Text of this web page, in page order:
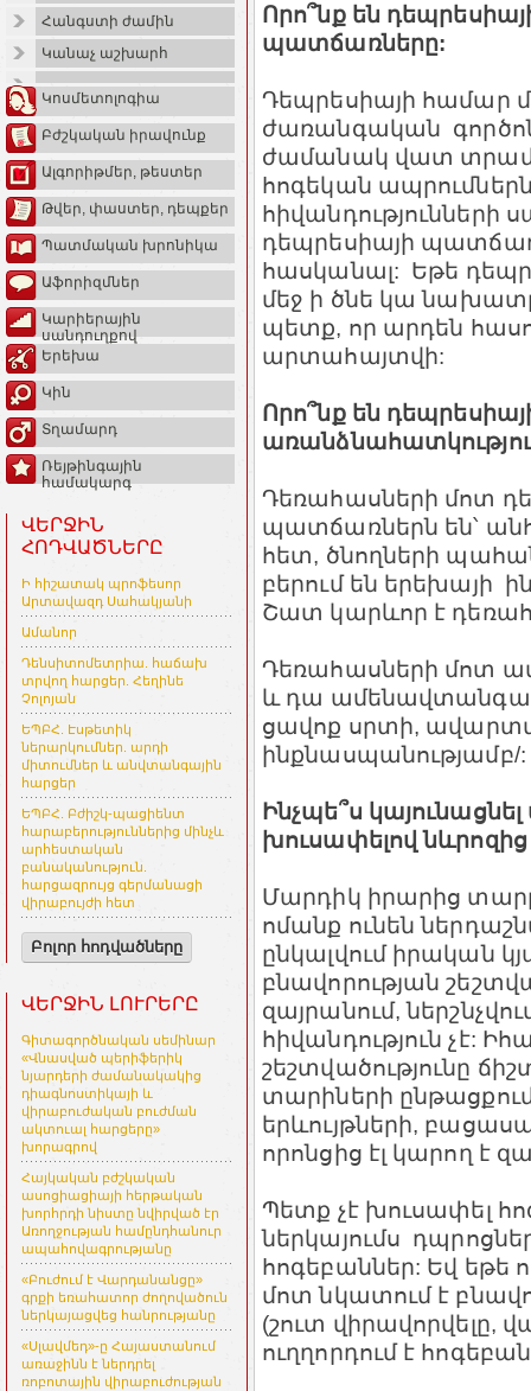
Հանգստի ժամին
Կանաչ աշխարհ
Կոսմետոլոգիա
Բժշկական իրավունք
Ալգորիթմեր, թեստեր
Թվեր, փաստեր, դեպքեր
Պատմական խրոնիկա
Աֆորիզմներ
Կարիերային
սանդուղքով
Երեխա
Կին
Տղամարդ
Ռեյթինգային
համակարգ
ՎԵՐՋԻՆ
ՀՈԴՎԱԾՆԵՐԸ
Ի հիշատակ պրոֆեսոր
Արտավազդ Սահակյանի
Ամանոր
Դենսիտոմետրիա. հաճախ
տրվող հարցեր. Հեղինե
Չոլոյան
ԵՊԲՀ. Էսթետիկ
ներարկումներ. արդի
միտումներ և անվտանգային
հարցեր
ԵՊԲՀ. Բժիշկ-պացիենտ
հարաբերություններից մինչև
արհեստական
բանականություն.
հարցազրույց գերմանացի
վիրաբույժի հետ
Բոլոր հոդվածները
ՎԵՐՋԻՆ ԼՈՒՐԵՐԸ
Գիտագործնական սեմինար
«Վնասված պերիֆերիկ
նյարդերի ժամանակակից
դիագնոստիկայի և
վիրաբուժական բուժման
ակտուալ հարցերը»
խորագրով
Հայկական բժշկական
ասոցիացիայի հերթական
խորհրդի նիստը նվիրված էր
Առողջության համընդհանուր
ապահովագրությանը
«Բուժում է Վարդանանցը»
գրքի եռահատոր ժողովածուն
ներկայացվեց հանրությանը
«Սլավմեդ»-ը Հայաստանում
առաջինն է ներդրել
ռոբոտային վիրաբուժության
Որո՞նք են
պատճառները:
Դեպրեսիայի համար
ժառանգական
ժամանակ վատ
հոգեկան
դեպրեսիայի
հասկանալ: Եթե
մեջ ի ծնե կա
պետք, որ արդեն
արտահայտվի:
Որո՞նք են
Դեռահասների մոտ
պատճառներն են՝
հետ, ծնողների
բերում են
Շատ կարևոր է
Դեռահասների մոտ
և դա
ցավոք սրտի,
ինքնասպանությամբ/:
Ինչպե՞ս
խուսափելով
Մարդիկ իրարից
ոմանք ունեն
ընկալվում իրական
բնավորության
զայրանում,
հիվանդություն չէ:
շեշտվածությունը
տարիների
երևույթների,
որոնցից էլ կարող է
Պետք չէ խուսափել
ներկայումս
հոգեբաններ: Եվ եթե
մոտ նկատում է
(շուտ վիրավորվելը,
ուղղորդում է